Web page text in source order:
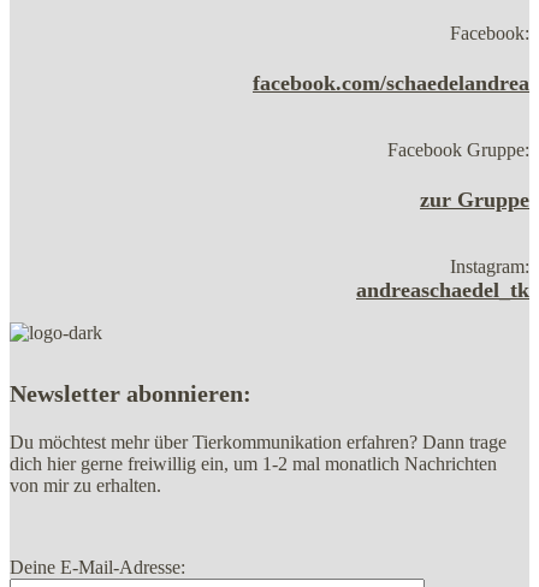
Facebook:
facebook.com/schaedelandrea
Facebook Gruppe:
zur Gruppe
Instagram:
andreaschaedel_tk
Newsletter abonnieren:
Du möchtest mehr über Tierkommunikation erfahren? Dann trage
dich hier gerne freiwillig ein, um 1-2 mal monatlich Nachrichten
von mir zu erhalten.
Deine E-Mail-Adresse: